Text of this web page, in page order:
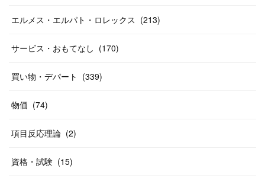
(14
(20
(31
58)
(20
エルメス・エルパト・ロレックス (213)
サービス・おもてなし (170)
買い物・デパート (339)
物価 (74)
項目反応理論 (2)
資格・試験 (15)